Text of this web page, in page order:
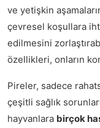
ve yetişkin
çevresel koşullara
edilmesini
özellikleri, onların
Pireler, sadece
çeşitli sağlık
hayvanlara birçok